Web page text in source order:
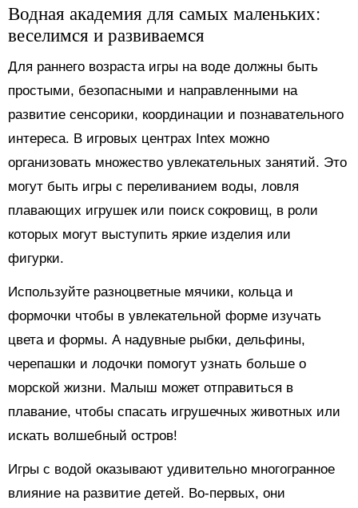
Водная академия для самых маленьких:
веселимся и развиваемся
Для раннего возраста игры на воде должны быть
простыми, безопасными и направленными на
развитие сенсорики, координации и познавательного
интереса. В игровых центрах Intex можно
организовать множество увлекательных занятий. Это
могут быть игры с переливанием воды, ловля
плавающих игрушек или поиск сокровищ, в роли
которых могут выступить яркие изделия или
фигурки.
Используйте разноцветные мячики, кольца и
формочки чтобы в увлекательной форме изучать
цвета и формы. А надувные рыбки, дельфины,
черепашки и лодочки помогут узнать больше о
морской жизни. Малыш может отправиться в
плавание, чтобы спасать игрушечных животных или
искать волшебный остров!
Игры с водой оказывают удивительно многогранное
влияние на развитие детей. Во-первых, они